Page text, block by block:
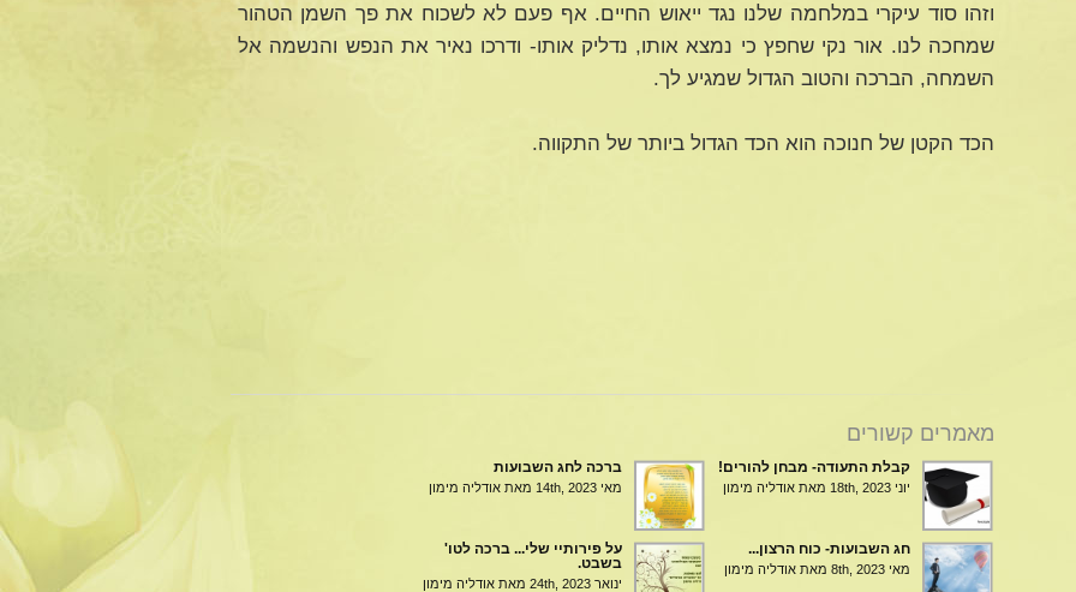
וזהו סוד עיקרי במלחמה שלנו נגד ייאוש החיים. אף פעם לא לשכוח את פך השמן הטהור
שמחכה לנו. אור נקי שחפץ כי נמצא אותו, נדליק אותו- ודרכו נאיר את הנפש והנשמה אל
השמחה, הברכה והטוב הגדול שמגיע לך.
הכד הקטן של חנוכה הוא הכד הגדול ביותר של התקווה.
מאמרים קשורים
קבלת התעודה- מבחן להורים!
יוני 18th, 2023 מאת אודליה מימון
ברכה לחג השבועות
מאי 14th, 2023 מאת אודליה מימון
חג השבועות- כוח הרצון...
מאי 8th, 2023 מאת אודליה מימון
על פירותיי שלי... ברכה לטו'
בשבט.
ינואר 24th, 2023 מאת אודליה מימון